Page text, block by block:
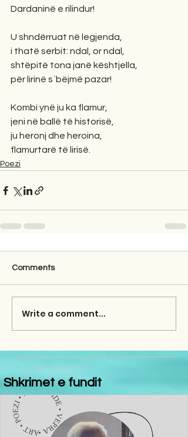
Dardaninë e rilindur!
U shndërruat në legjenda,
i thatë serbit: ndal, or ndal,
shtëpitë tona janë kështjella,
për lirinë s`bëjmë pazar!
Kombi ynë ju ka flamur,
jeni në ballë të historisë,
ju heronj dhe heroina,
flamurtarë të lirisë.
Poezi
Comments
Write a comment...
Shkrimet e fundit